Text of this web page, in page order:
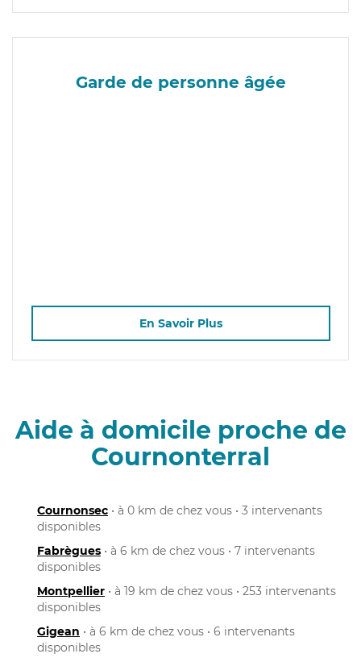
Garde de personne âgée
En Savoir Plus
Aide à domicile proche de
Cournonterral
Cournonsec • à 0 km de chez vous • 3 intervenants
disponibles
Fabrègues • à 6 km de chez vous • 7 intervenants
disponibles
Montpellier • à 19 km de chez vous • 253 intervenants
disponibles
Gigean • à 6 km de chez vous • 6 intervenants
disponibles